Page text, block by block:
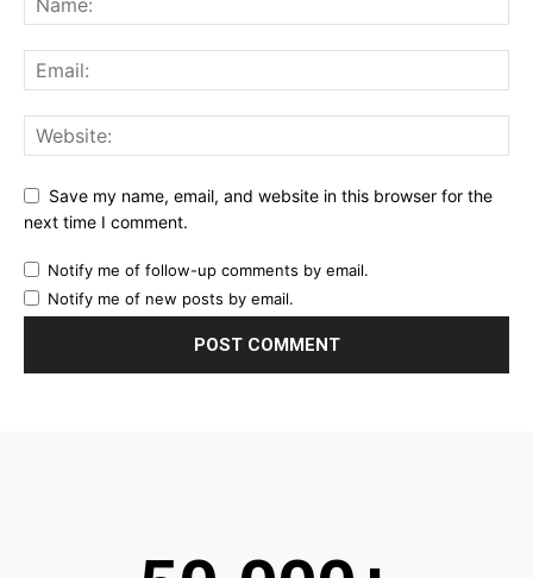
Save my name, email, and website in this browser for the
next time I comment.
Notify me of follow-up comments by email.
Notify me of new posts by email.